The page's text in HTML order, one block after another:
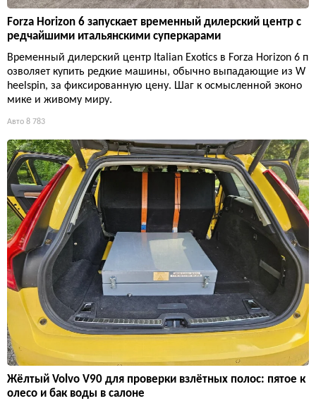
Forza Horizon 6 запускает временный дилерский центр с
редчайшими итальянскими суперкарами
Временный дилерский центр Italian Exotics в Forza Horizon 6 п
озволяет купить редкие машины, обычно выпадающие из W
heelspin, за фиксированную цену. Шаг к осмысленной эконо
мике и живому миру.
Авто 8 783
Жёлтый Volvo V90 для проверки взлётных полос: пятое к
олесо и бак воды в салоне